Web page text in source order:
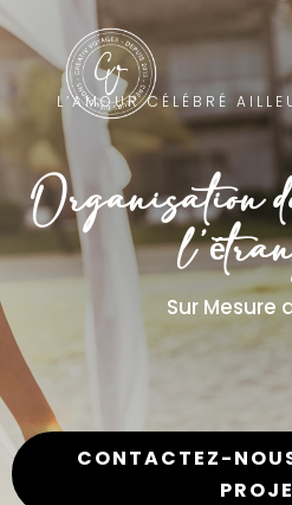
L’AMOUR CÉLÉBRÉ
Organisation
Sur Mesure
CONTACTEZ-